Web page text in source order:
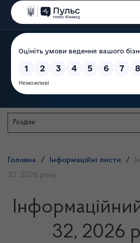
Розділи
Головна / Інформаційні листи /
32, 2026 року
32, 2026